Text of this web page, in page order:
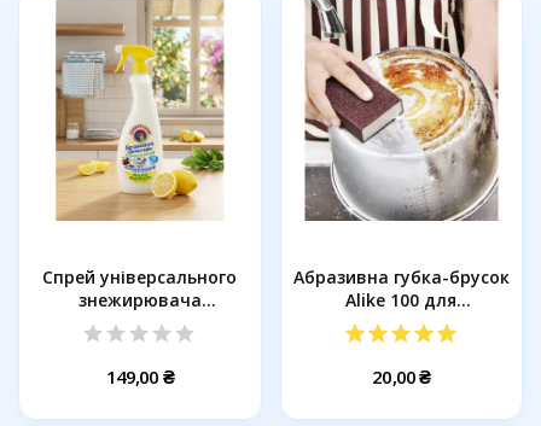
Спрей універсального
знежирювача
ChanteClair...
149,00 ₴
Абразивна губка-брусок
Alike 100 для
видалення...
20,00 ₴